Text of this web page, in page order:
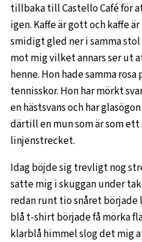
tillbaka till Castello Café för
igen. Kaffe är gott och kaffe
smidigt gled ner i samma
mot mig vilket annars ser ut
henne. Hon hade samma
tennisskor. Hon har mörkt
en hästsvans och har
därtill en mun som är som
linjenstrecket.
Idag böjde sig trevligt nog
satte mig i skuggan under
redan runt tio snåret
blå t-shirt började få mörka
klarblå himmel slog det mig